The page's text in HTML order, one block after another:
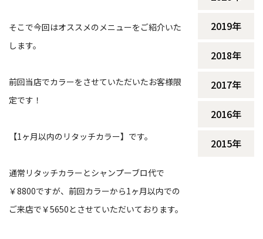
そこで今回はオススメのメニューをご紹介いた
します。
前回当店でカラーをさせていただいたお客様限
定です！
【1ヶ月以内のリタッチカラー】です。
通常リタッチカラーとシャンプーブロ代で
￥8800ですが、前回カラーから1ヶ月以内での
ご来店で￥5650とさせていただいております。
2019年
2018年
2017年
2016年
2015年